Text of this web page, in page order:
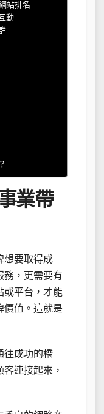
站排名
動
業帶
想要取得成
務，更需要有
或平台，才能
價值。這就是
往成功的橋
連接起來，